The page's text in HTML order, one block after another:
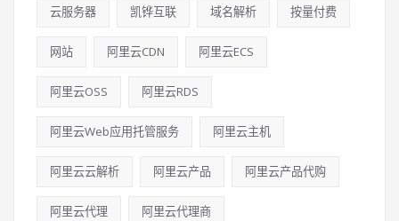
云服务器 凯铧互联 域名解析 按量付费
网站 阿里云CDN 阿里云ECS
阿里云OSS 阿里云RDS
阿里云Web应用托管服务 阿里云主机
阿里云云解析 阿里云产品 阿里云产品代购
阿里云代理 阿里云代理商